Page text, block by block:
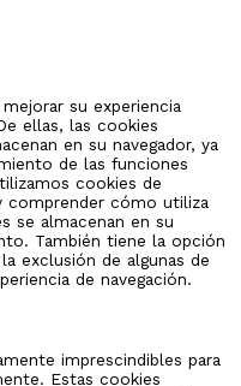
su experiencia
ellas, las cookies
en su navegador, ya
de las funciones
cookies de
comprender cómo utiliza
se almacenan en su
También tiene la opción
exclusión de algunas de
de navegación.
imprescindibles para
Estas cookies